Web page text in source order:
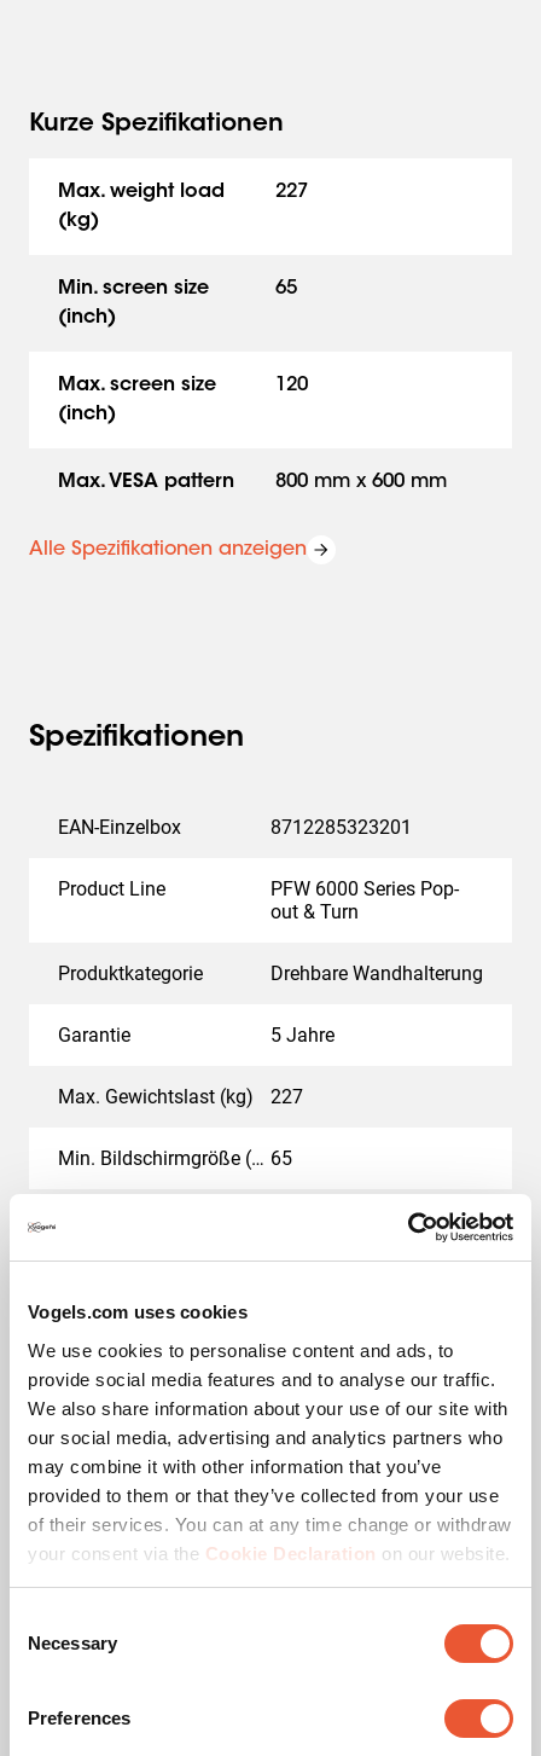
Vogels.com uses cookies
We use cookies to personalise content and ads, to
provide social media features and to analyse our traffic.
We also share information about your use of our site with
our social media, advertising and analytics partners who
may combine it with other information that you’ve
provided to them or that they’ve collected from your use
of their services. You can at any time change or withdraw
your consent via the Cookie Declaration on our website.
Selection
Necessary
Preferences
Kurze Spezifikationen
Max. weight load
(kg)
227
Min. screen size
(inch)
65
Max. screen size
(inch)
120
Max. VESA pattern 800 mm x 600 mm
Alle Spezifikationen anzeigen
Spezifikationen
EAN-Einzelbox 8712285323201
Product Line
PFW 6000 Series Pop-
out & Turn
Produktkategorie Drehbare Wandhalterung
Garantie 5 Jahre
Max. Gewichtslast (kg) 227
Min. Bildschirmgröße (Zoll) 65
400 mm, 500 mm x 300
mm, 500 mm x 400 mm,
600 mm x 300 mm, 600
mm x 400 mm, 600 mm
x 600 mm, 700 mm x
400 mm, 800 mm x 400
mm, 800 mm x 500 mm,
800 mm x 600 mm
Anzahl der Drehpunkte